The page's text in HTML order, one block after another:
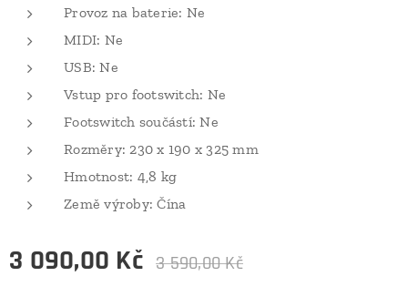
Provoz na baterie: Ne
MIDI: Ne
USB: Ne
Vstup pro footswitch: Ne
Footswitch součástí: Ne
Rozměry: 230 x 190 x 325 mm
Hmotnost: 4,8 kg
Země výroby: Čína
3 090,00 Kč 3 590,00Kč